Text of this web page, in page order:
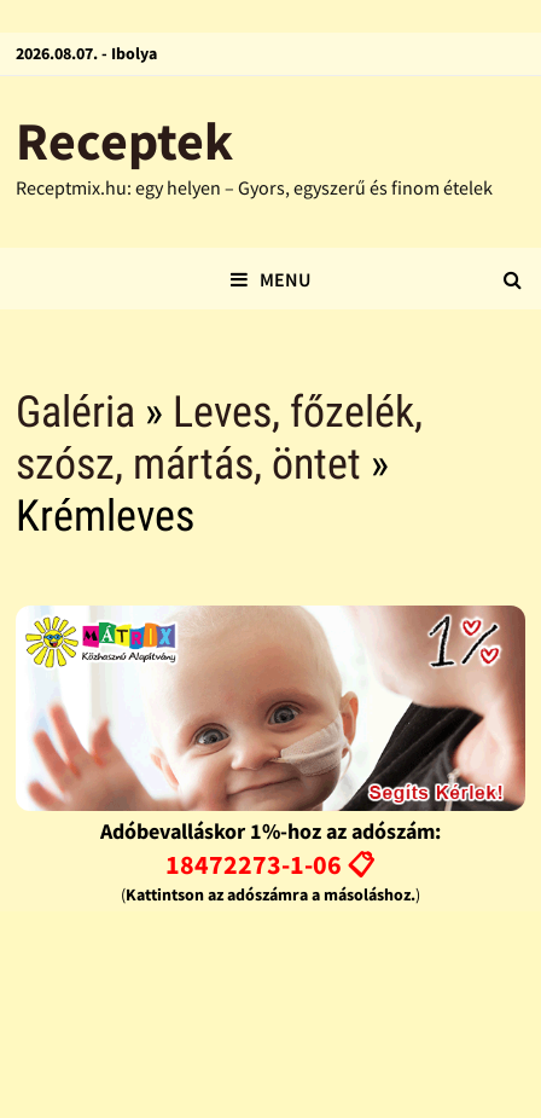
2026.08.07. - Ibolya
Receptek
Receptmix.hu: egy helyen – Gyors, egyszerű és finom ételek
MENU
Galéria » Leves, főzelék,
szósz, mártás, öntet »
Krémleves
Adóbevalláskor 1%-hoz az adószám:
18472273-1-06 📋
(Kattintson az adószámra a másoláshoz.)